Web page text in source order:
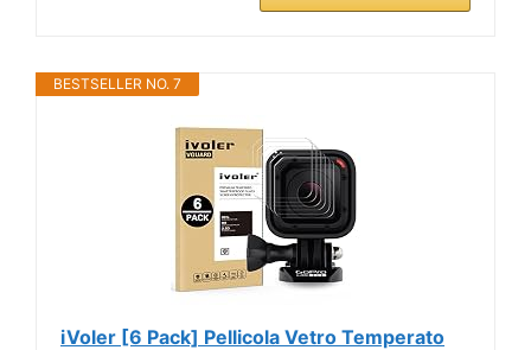
BESTSELLER NO. 7
iVoler [6 Pack] Pellicola Vetro Temperato